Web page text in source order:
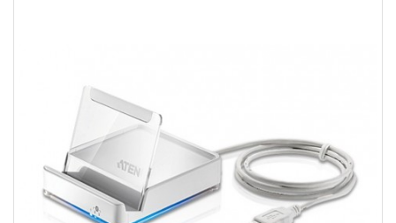
SUPPORT
CONTACT US